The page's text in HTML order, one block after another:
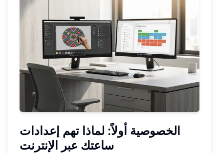
الخصوصية أولاً: لماذا تهم إعدادات
ساعتك عبر الإنترنت